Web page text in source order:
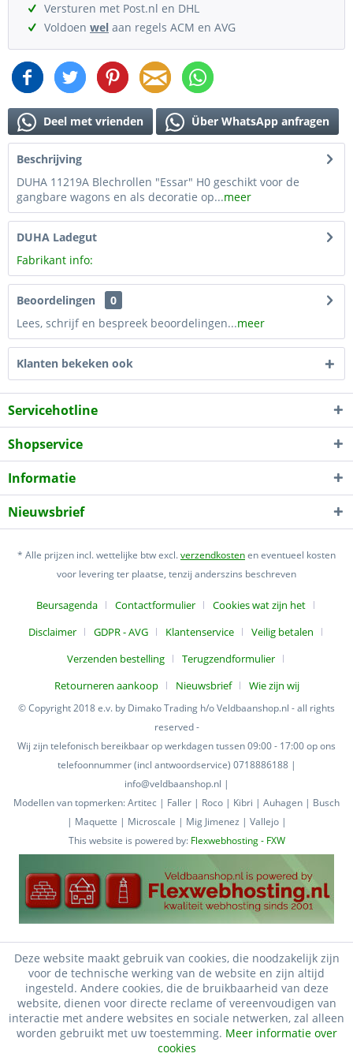
Versturen met Post.nl en DHL
Voldoen wel aan regels ACM en AVG
Deel met vrienden Über WhatsApp anfragen
Beschrijving
DUHA 11219A Blechrollen "Essar" H0 geschikt voor de
gangbare wagons en als decoratie op...meer
DUHA Ladegut
Fabrikant info:
Beoordelingen
0
Lees, schrijf en bespreek beoordelingen...meer
Klanten bekeken ook
Servicehotline
Shopservice
Informatie
Nieuwsbrief
* Alle prijzen incl. wettelijke btw excl.verzendkostenen eventueel kosten
voor levering ter plaatse, tenzij anderszins beschreven
Beursagenda Contactformulier
Cookies wat zijn het
Disclaimer
GDPR - AVG Klantenservice
Veilig betalen
Verzenden bestelling
Terugzendformulier
Retourneren aankoop
Nieuwsbrief Wie zijn wij
© Copyright 2018 e.v. by Dimako Trading h/o Veldbaanshop.nl - all rights
reserved -
Wij zijn telefonisch bereikbaar op werkdagen tussen 09:00 - 17:00 op ons
telefoonnummer (incl antwoordservice) 0718886188 |
info@veldbaanshop.nl |
Modellen van topmerken: Artitec | Faller | Roco | Kibri | Auhagen | Busch
| Maquette | Microscale | Mig Jimenez | Vallejo |
This website is powered by: Flexwebhosting - FXW
Deze website maakt gebruik van cookies, die noodzakelijk zijn
voor de technische werking van de website en zijn altijd
ingesteld. Andere cookies, die de bruikbaarheid van deze
website, dienen voor directe reclame of vereenvoudigen van
interactie met andere websites en sociale netwerken, zal alleen
worden gebruikt met uw toestemming. Meer informatie over
cookies